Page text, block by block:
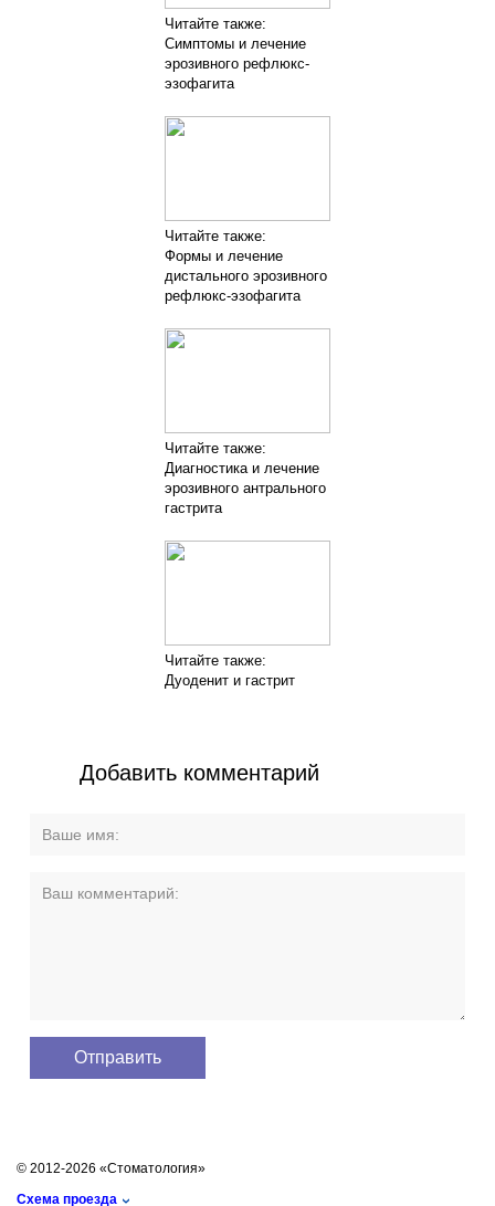
Читайте также:
Симптомы и лечение
эрозивного рефлюкс-
эзофагита
Читайте также:
Формы и лечение
дистального эрозивного
рефлюкс-эзофагита
Читайте также:
Диагностика и лечение
эрозивного антрального
гастрита
Читайте также:
Дуоденит и гастрит
Добавить комментарий
© 2012-2026 «Стоматология»
Схема проезда